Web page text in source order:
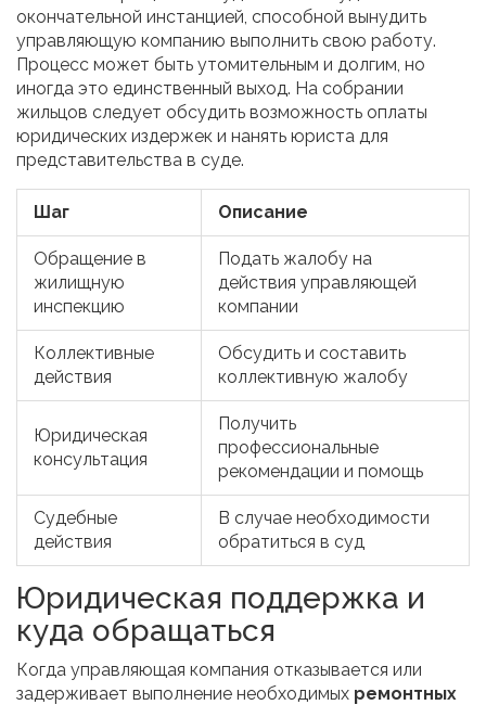
окончательной инстанцией, способной вынудить
управляющую компанию выполнить свою работу.
Процесс может быть утомительным и долгим, но
иногда это единственный выход. На собрании
жильцов следует обсудить возможность оплаты
юридических издержек и нанять юриста для
представительства в суде.
Шаг Описание
Обращение в
жилищную
инспекцию
Подать жалобу на
действия управляющей
компании
Коллективные
действия
Обсудить и составить
коллективную жалобу
Юридическая
консультация
Получить
профессиональные
рекомендации и помощь
Судебные
действия
В случае необходимости
обратиться в суд
Юридическая поддержка и
куда обращаться
Когда управляющая компания отказывается или
задерживает выполнение необходимых ремонтных